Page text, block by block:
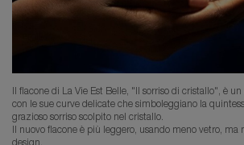
Il flacone di La Vie Est Belle, "Il sorriso di cristallo", è
con le sue curve delicate che simboleggiano la
grazioso sorriso scolpito nel cristallo.
Il nuovo flacone è più leggero, usando meno vetro,
design.